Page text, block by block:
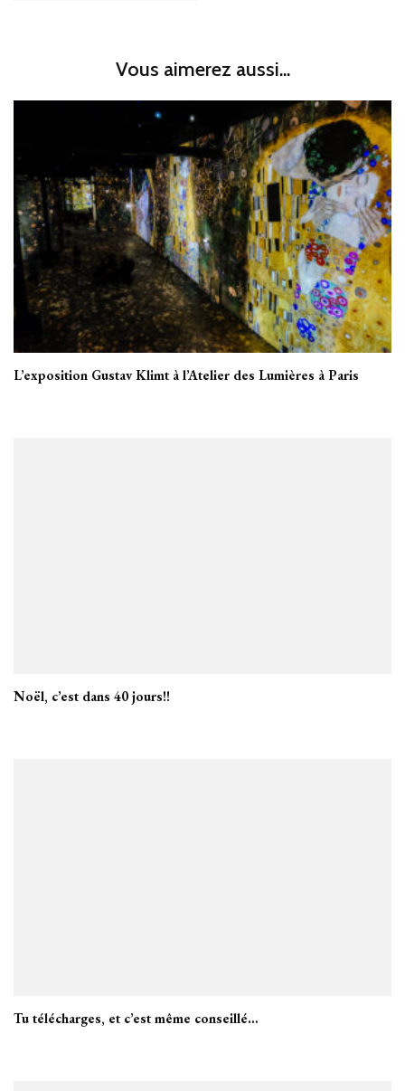
Vous aimerez aussi...
L’exposition Gustav Klimt à l’Atelier des Lumières à Paris
Noël, c’est dans 40 jours!!
Tu télécharges, et c’est même conseillé…